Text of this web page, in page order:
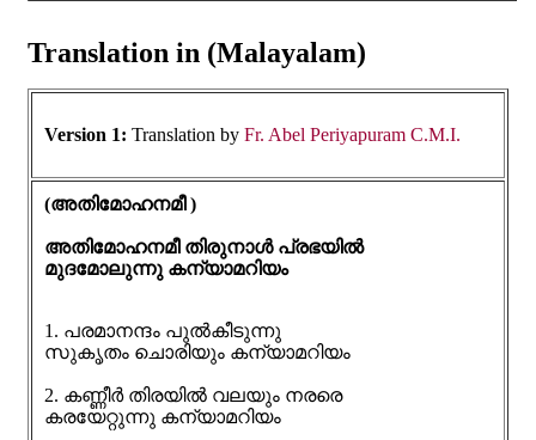
Translation in (Malayalam)
Version 1: Translation by Fr. Abel Periyapuram C.M.I.
(അതിമോഹനമീ )
അതിമോഹനമീ തിരുനാൾ പ്രഭയിൽ
മുദമോലുന്നു കന്യാമറിയം
1. പരമാനന്ദം പുൽകീടുന്നു
സുകൃതം ചൊരിയും കന്യാമറിയം
2. കണ്ണീർ തിരയിൽ വലയും നരരെ
കരയേറ്റുന്നു കന്യാമറിയം